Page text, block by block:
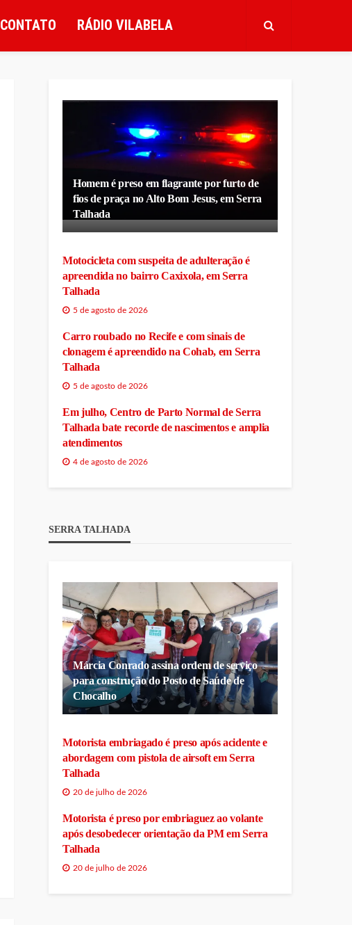
CONTATO RÁDIO VILABELA
Homem é preso em flagrante por furto de
fios de praça no Alto Bom Jesus, em Serra
Talhada
Motocicleta com suspeita de adulteração é
apreendida no bairro Caxixola, em Serra
Talhada
5 de agosto de 2026
Carro roubado no Recife e com sinais de
clonagem é apreendido na Cohab, em Serra
Talhada
5 de agosto de 2026
Em julho, Centro de Parto Normal de Serra
Talhada bate recorde de nascimentos e amplia
atendimentos
4 de agosto de 2026
SERRA TALHADA
Márcia Conrado assina ordem de serviço
para construção do Posto de Saúde de
Chocalho
Motorista embriagado é preso após acidente e
abordagem com pistola de airsoft em Serra
Talhada
20 de julho de 2026
Motorista é preso por embriaguez ao volante
após desobedecer orientação da PM em Serra
Talhada
20 de julho de 2026